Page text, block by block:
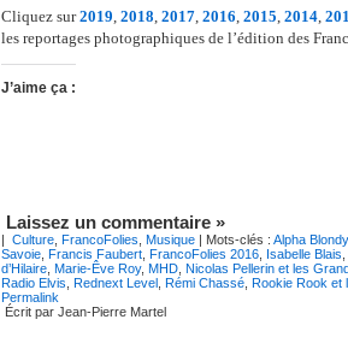
Cliquez sur2019 2018 2017 2016 2015 2014
les reportages photographiques de l’édition des
J’aime ça :
Laissez un commentaire »
| Culture FrancoFolies Musique | Mots-clés : Alpha
Savoie Francis Faubert FrancoFolies 2016 Isabelle Blais
d’Hilaire Marie-Êve Roy, MHD Nicolas Pellerin et les
Radio Elvis Rednext Level Rémi Chassé Rookie Rook et
Permalink
Écrit par Jean-Pierre Martel